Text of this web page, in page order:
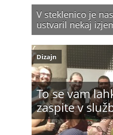
V steklenico je
ustvaril nekaj
To se vam
zaspite v
Dizajn